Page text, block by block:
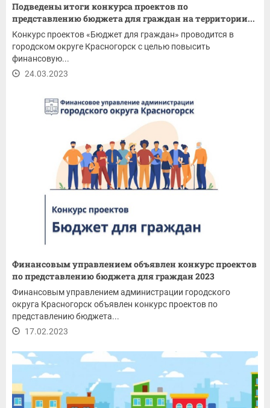
Подведены итоги конкурса проектов по
представлению бюджета для граждан на территории...
Конкурс проектов «Бюджет для граждан» проводится в
городском округе Красногорск с целью повысить
финансовую...
24.03.2023
Финансовым управлением объявлен конкурс проектов
по представлению бюджета для граждан 2023
Финансовым управлением администрации городского
округа Красногорск объявлен конкурс проектов по
представлению бюджета...
17.02.2023